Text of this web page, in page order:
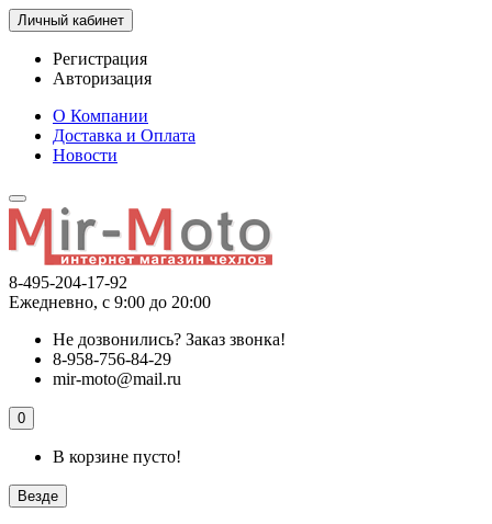
Личный кабинет
Регистрация
Авторизация
О Компании
Доставка и Оплата
Новости
8-495-204-17-92
Ежедневно, с 9:00 до 20:00
Не дозвонились? Заказ звонка!
8-958-756-84-29
mir-moto@mail.ru
0
В корзине пусто!
Везде